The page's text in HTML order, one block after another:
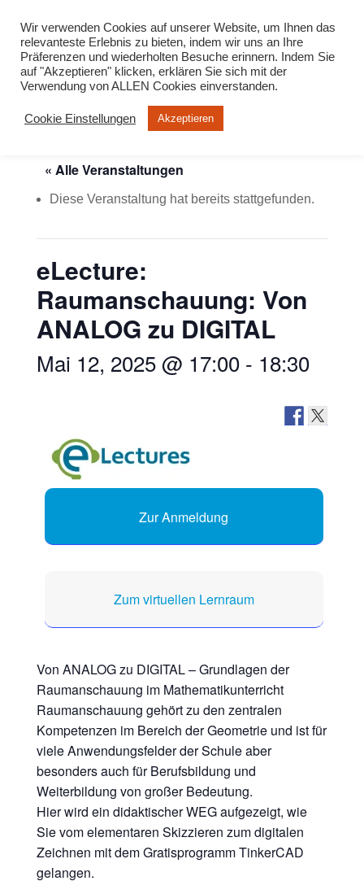
« Alle Veranstaltungen
Diese Veranstaltung hat bereits stattgefunden.
eLecture:
Raumanschauung: Von
ANALOG zu DIGITAL
Mai 12, 2025 @ 17:00- 18:30
Zur Anmeldung
Zum virtuellen Lernraum
Von ANALOG zu DIGITAL – Grundlagen der
Raumanschauung im Mathematikunterricht
Raumanschauung gehört zu den zentralen
Kompetenzen im Bereich der Geometrie und ist für
viele Anwendungsfelder der Schule aber
besonders auch für Berufsbildung und
Weiterbildung von großer Bedeutung.
Hier wird ein didaktischer WEG aufgezeigt, wie
Sie vom elementaren Skizzieren zum digitalen
Zeichnen mit dem Gratisprogramm TinkerCAD
gelangen.
Wir verwenden Cookies auf unserer Website, um Ihnen das
relevanteste Erlebnis zu bieten, indem wir uns an Ihre
Präferenzen und wiederholten Besuche erinnern. Indem Sie
auf "Akzeptieren" klicken, erklären Sie sich mit der
Verwendung von ALLEN Cookies einverstanden.
Cookie Einstellungen Akzeptieren